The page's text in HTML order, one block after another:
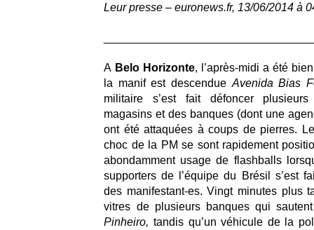
Leur presse – euronews.fr, 13/06/2014 à
A Belo Horizonte, l’après-midi a été
la manif est descendue Avenida Bias
militaire s’est fait défoncer
magasins et des banques (dont une
ont été attaquées à coups de pierres.
choc de la PM se sont rapidement
abondamment usage de flashballs
supporters de l’équipe du Brésil s’est
des manifestant-es. Vingt minutes plus
vitres de plusieurs banques qui
Pinheiro, tandis qu’un véhicule de la